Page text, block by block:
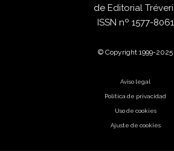
de Editorial
ISSN nº 1577-8061
© Copyright 1999-2025
Aviso legal
Política de privacidad
Uso de cookies
Ajuste de cookies